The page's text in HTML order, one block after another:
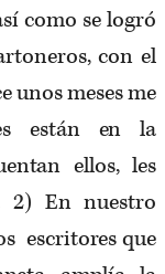
como se logró
con el
unos meses me
están en la
ellos, les
2) En nuestro
escritores que